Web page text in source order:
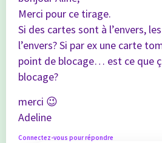
Merci pour ce tirage.
Si des cartes sont à l’envers,
l’envers? Si par ex une carte
point de blocage… est ce que
blocage?
merci 😉
Adeline
Connectez-vous pour répondre